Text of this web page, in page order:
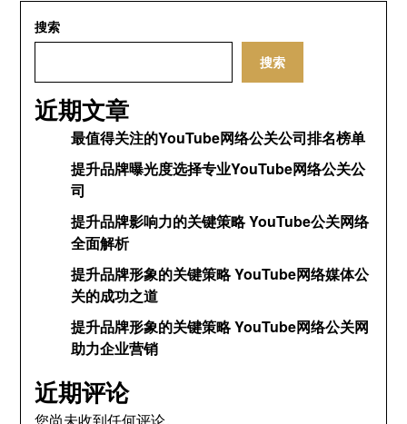
搜索
搜索
近期文章
最值得关注的YouTube网络公关公司排名榜单
提升品牌曝光度选择专业YouTube网络公关公
司
提升品牌影响力的关键策略 YouTube公关网络
全面解析
提升品牌形象的关键策略 YouTube网络媒体公
关的成功之道
提升品牌形象的关键策略 YouTube网络公关网
助力企业营销
近期评论